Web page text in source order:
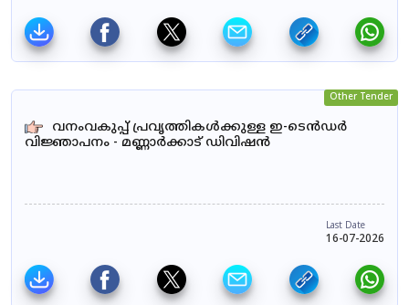
Other Tender
വനംവകുപ്പ് പ്രവൃത്തികൾക്കുള്ള ഇ-ടെൻഡർ
വിജ്ഞാപനം - മണ്ണാർക്കാട് ഡിവിഷൻ
Last Date
16-07-2026